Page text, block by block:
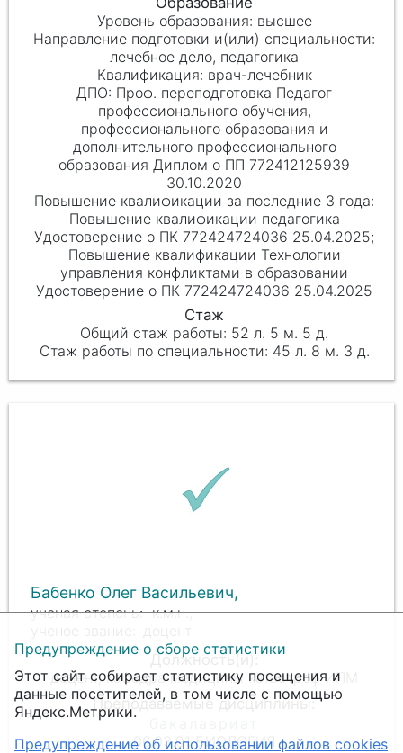
высшее
лечебное дело, педагогика
врач-лечебник
Проф. переподготовка Педагог
профессионального обучения,
профессионального образования и
дополнительного профессионального
образования Диплом о ПП 772412125939
30.10.2020
Повышение квалификации педагогика
Удостоверение о ПК 772424724036 25.04.2025;
Повышение квалификации Технологии
управления конфликтами в образовании
Удостоверение о ПК 772424724036 25.04.2025
52 л. 5 м. 5 д.
45 л. 8 м. 3 д.
Бабенко Олег Васильевич,
к.м.н.,
доцент, кафедра медицины катастроф ИПМ
06.03.01 БИОЛОГИЯ
Предупреждение о сборе статистики
Этот сайт собирает статистику посещения и
данные посетителей, в том числе с помощью
Яндекс.Метрики.
Предупреждение об использовании файлов cookies